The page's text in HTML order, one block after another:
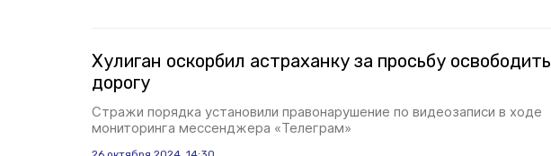
Хулиган оскорбил астраханку за просьбу освободить
дорогу
Стражи порядка установили правонарушение по видеозаписи в ходе
мониторинга мессенджера «Телеграм»